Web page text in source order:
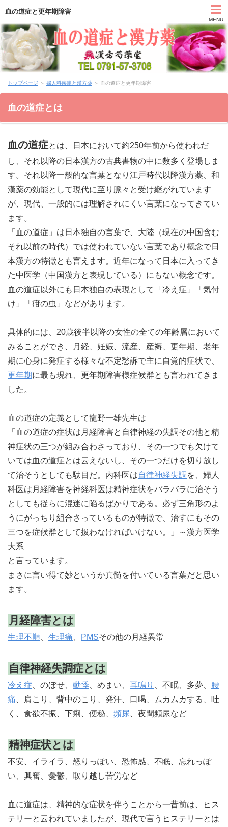
血の道症と更年期障害
MENU
HOME
カウンセリング
アクセス
お問い合わせ
上郡日記ブログ
トップページ ＞ 婦人科疾患と漢方薬 ＞ 血の道症と更年期障害
血の道症とは
血の道症とは、日本において約250年前から使われだ
し、それ以降の日本漢方の古典書物の中に数多く登場しま
す。それ以降一般的な言葉となり江戸時代以降漢方薬、和
漢薬の効能として現代に至り脈々と受け継がれています
が、現代、一般的には理解されにくい言葉になってきてい
ます。
「血の道症」は日本独自の言葉で、大陸（現在の中国含む
それ以前の時代）では使われていない言葉であり概念で日
本漢方の特徴とも言えます。近年になって日本に入ってき
た中医学（中国漢方と表現している）にもない概念です。
血の道症以外にも日本独自の表現として「冷え症」「気付
け」「疳の虫」などがあります。
具体的には、20歳後半以降の女性の全ての年齢層において
みることができ、月経、妊娠、流産、産褥、更年期、老年
期に心身に発症する様々な不定愁訴で主に自覚的症状で、
更年期に最も現れ、更年期障害様症候群とも言われてきま
した。
血の道症の定義として龍野一雄先生は
「血の道症の症状は月経障害と自律神経の失調その他と精
神症状の三つが組み合わさっており、その一つでも欠けて
いては血の道症とは云えないし、その一つだけを切り放し
て治そうとしても駄目だ。内科医は自律神経失調 を、婦人
科医は月経障害を神経科医は精神症状をバラバラに治そう
としても従らに混迷に陥るばかりである。必ず三角形のよ
うにがっちり組合さっているものが特徴で、治すにもその
三つを症候群として扱わなければいけない。」～漢方医学
大系
と言っています。
まさに言い得て妙というか真髄を付いている言葉だと思い
ます。
月経障害とは
生理不順 生理痛 PMSその他の月経異常
自律神経失調症とは
冷え症 、のぼせ、 動悸 、めまい、 耳鳴り 、不眠、多夢、
腰
痛 、肩こり、背中のこり、発汗、口喝、ムカムカする、吐
く、食欲不振、下痢、便秘、 頻尿 、夜間頻尿など
精神症状とは
不安、イライラ、怒りっぽい、恐怖感、不眠、忘れっぽ
い、興奮、憂鬱、取り越し苦労など
血に道症は、精神的な症状を伴うことから一昔前は、ヒス
テリーと云われていましたが、現代で言うヒステリーとは